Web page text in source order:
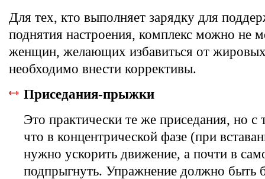
Для тех, кто выполняет зарядку для
поднятия настроения, комплекс можно не
женщин, желающих избавиться от
необходимо внести коррективы.
Приседания-прыжки
Это практически те же приседания, но с
что в концентрической фазе (при
нужно ускорить движение, а почти в
подпрыгнуть. Упражнение должно быть